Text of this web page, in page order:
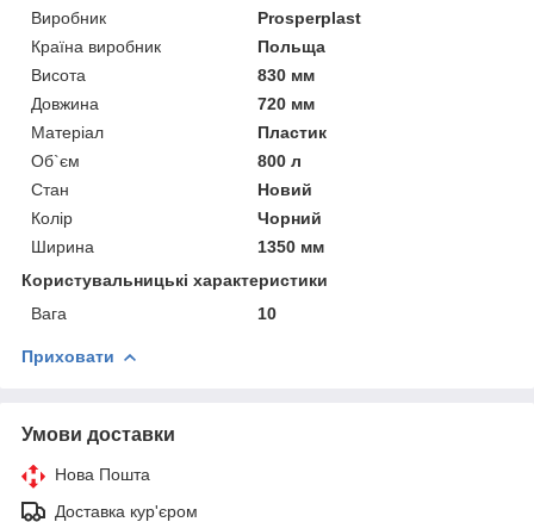
Виробник
Prosperplast
Країна виробник
Польща
Висота
830 мм
Довжина
720 мм
Матеріал
Пластик
Об`єм
800 л
Стан
Новий
Колір
Чорний
Ширина
1350 мм
Користувальницькі характеристики
Вага
10
Приховати
Умови доставки
Нова Пошта
Доставка кур'єром